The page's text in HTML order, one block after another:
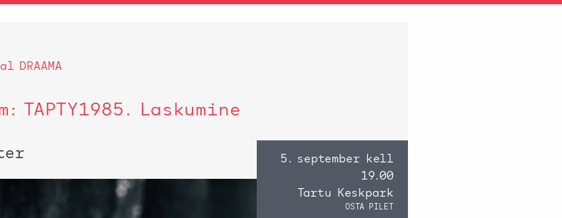
TAPTY1985. Laskumine
5. september kell
19.00
Tartu Keskpark
OSTA PILET